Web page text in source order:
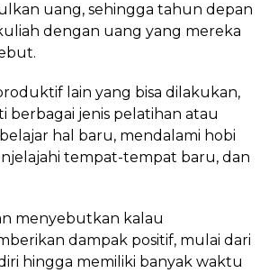
uang, sehingga tahun depan
dengan uang yang mereka
lain yang bisa dilakukan,
berbagai jenis pelatihan atau
hal baru, mendalami hobi
tempat-tempat baru, dan
menyebutkan kalau
dampak positif, mulai dari
hingga memiliki banyak waktu